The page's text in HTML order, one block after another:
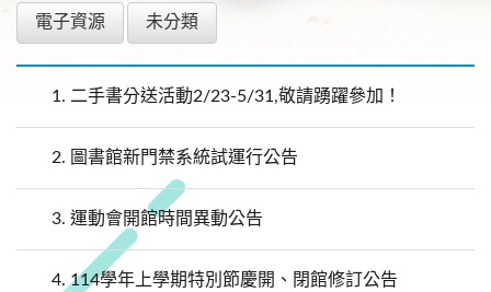
電子資源 未分類
1. 二手書分送活動2/23-5/31,敬請踴躍參加！
2. 圖書館新門禁系統試運行公告
3. 運動會開館時間異動公告
4. 114學年上學期特別節慶開、閉館修訂公告